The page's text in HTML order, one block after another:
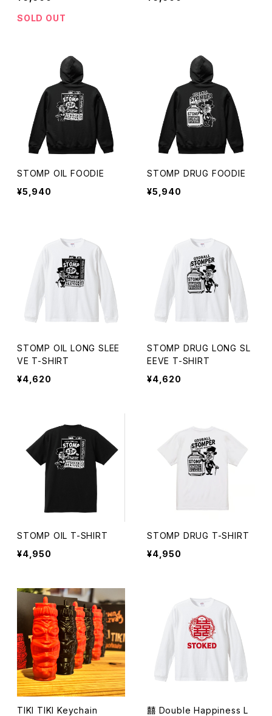
SOLD OUT
STOMP OIL FOODIE
¥5,940
STOMP DRUG FOODIE
¥5,940
STOMP OIL LONG SLEE
VE T-SHIRT
¥4,620
STOMP DRUG LONG SL
EEVE T-SHIRT
¥4,620
STOMP OIL T-SHIRT
¥4,950
STOMP DRUG T-SHIRT
¥4,950
TIKI TIKI Keychain
囍 Double Happiness L